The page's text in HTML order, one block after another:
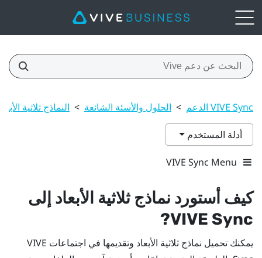
VIVE Sync الدعم > الحلول والأسئة الشائعة > النماذج ثلاثية
أدلة المستخدم
VIVE Sync Menu
كيف أستورد نماذج ثلاثية الأبعاد إلى
VIVE Sync
?
يمكنك تحميل نماذج ثلاثية الأبعاد وتقديمها في اجتماعات VIVE